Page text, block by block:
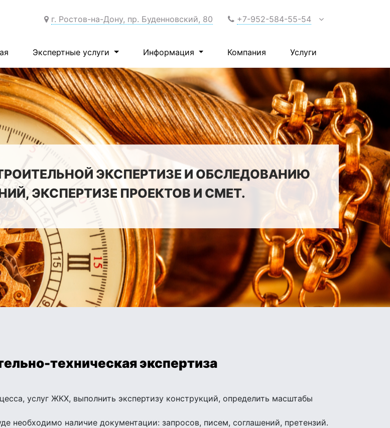
г. Ростов-на-Дону, пр. Буденновский, 80 +7-952-584-55-54
Экспертные услуги Информация Компания Услуги
ЭКСПЕРТИЗЕ И ОБСЛЕДОВАНИЮ
ЭКСПЕРТИЗЕ ПРОЕКТОВ И СМЕТ.
техническая экспертиза
услуг ЖКХ, выполнить экспертизу конструкций, определить масштабы
необходимо наличие документации: запросов, писем, соглашений, претензий.